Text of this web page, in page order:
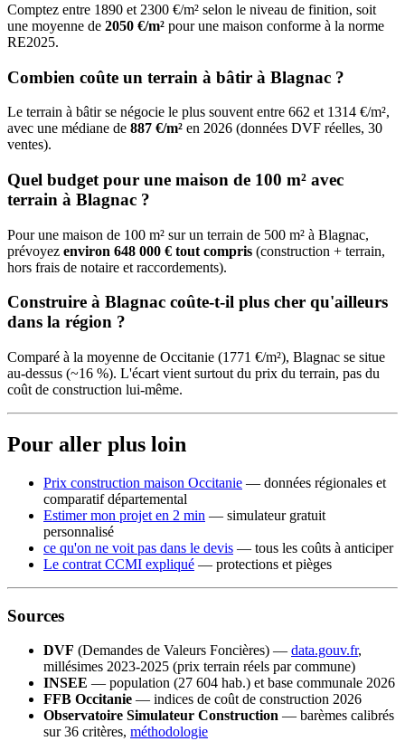
Comptez entre 1890 et 2300 €/m² selon le niveau de finition, soit
une moyenne de 2050 €/m² pour une maison conforme à la norme
RE2025.
Combien coûte un terrain à bâtir à Blagnac ?
Le terrain à bâtir se négocie le plus souvent entre 662 et 1314 €/m²,
avec une médiane de 887 €/m² en 2026 (données DVF réelles, 30
ventes).
Quel budget pour une maison de 100 m² avec
terrain à Blagnac ?
Pour une maison de 100 m² sur un terrain de 500 m² à Blagnac,
prévoyez environ 648 000 € tout compris (construction + terrain,
hors frais de notaire et raccordements).
Construire à Blagnac coûte-t-il plus cher qu'ailleurs
dans la région ?
Comparé à la moyenne de Occitanie (1771 €/m²), Blagnac se situe
au-dessus (~16 %). L'écart vient surtout du prix du terrain, pas du
coût de construction lui-même.
Pour aller plus loin
Prix construction maison Occitanie — données régionales et
comparatif départemental
Estimer mon projet en 2 min — simulateur gratuit
personnalisé
ce qu'on ne voit pas dans le devis — tous les coûts à anticiper
Le contrat CCMI expliqué — protections et pièges
Sources
DVF (Demandes de Valeurs Foncières) — data.gouv.fr,
millésimes 2023-2025 (prix terrain réels par commune)
INSEE — population (27 604 hab.) et base communale 2026
FFB Occitanie — indices de coût de construction 2026
Observatoire Simulateur Construction — barèmes calibrés
sur 36 critères, méthodologie